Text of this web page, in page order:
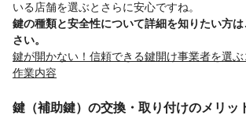
いる店舗を選ぶとさらに安心ですね。
鍵の種類と安全性について詳細を知りたい方
さい。
鍵が開かない！信頼できる鍵開け事業者を選ぶ
作業内容
鍵（補助鍵）の交換・取り付けのメリッ